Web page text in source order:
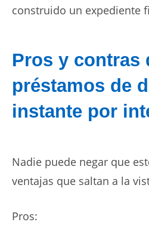
construido un expediente
Pros y contras
préstamos de
instante por
Nadie puede negar que
ventajas que saltan a la
Pros: